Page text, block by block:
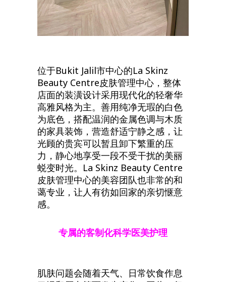
位于Bukit Jalil市中心的La Skinz
Beauty Centre皮肤管理中心，整体
店面的装潢设计采用现代化的轻奢华
高雅风格为主。善用纯净无瑕的白色
为底色，搭配温润的金属色调与木质
的家具装饰，营造舒适宁静之感，让
光顾的贵宾可以暂且卸下繁重的压
力，静心地享受一段不受干扰的美丽
蜕变时光。La Skinz Beauty Centre
皮肤管理中心的美容团队也非常的和
蔼专业，让人有彷如回家的亲切惬意
感。
专属的客制化科学医美护理
肌肤问题会随着天气、日常饮食作息